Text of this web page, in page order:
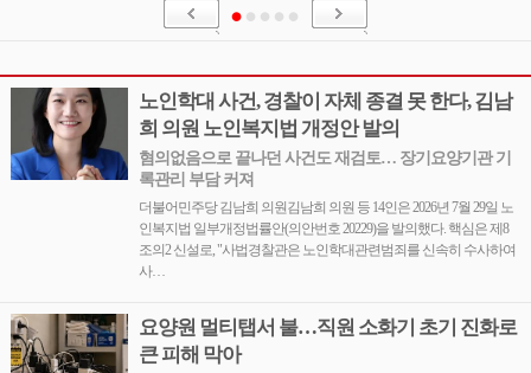
노인학대 사건, 경찰이 자체 종결 못 한다, 김남
희 의원 노인복지법 개정안 발의
혐의없음으로 끝나던 사건도 재검토… 장기요양기관 기
록관리 부담 커져
더불어민주당 김남희 의원김남희 의원 등 14인은 2026년 7월 29일 노
인복지법 일부개정법률안(의안번호 20229)을 발의했다. 핵심은 제8
조의2 신설로, "사법경찰관은 노인학대관련범죄를 신속히 수사하여
사…
요양원 멀티탭서 불…직원 소화기 초기 진화로
큰 피해 막아